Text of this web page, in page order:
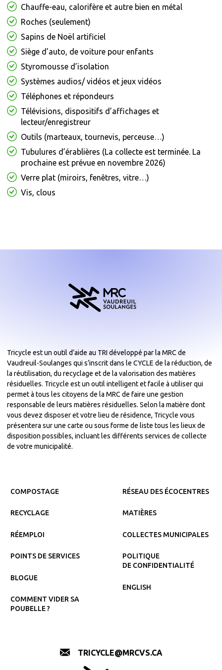
Chauffe-eau, calorifère et autre bien en métal
Roches (seulement)
Sapins de Noël artificiel
Siège d’auto, de voiture pour enfants
Styromousse d’isolation
Systèmes audios/ vidéos et jeux vidéos
Téléphones et répondeurs
Télévisions, dispositifs d’affichages et
lecteur/enregistreur
Outils (marteaux, tournevis, perceuse…)
Tubulures d’érablières (La collecte est terminée. La
prochaine est prévue en novembre 2026)
Verre plat (miroirs, fenêtres, vitre…)
Vis, clous
Tricycle est un outil d’aide au TRI développé par la MRC de
Vaudreuil-Soulanges qui s’inscrit dans le CYCLE de la réduction, de
la réutilisation, du recyclage et de la valorisation des matières
résiduelles. Tricycle est un outil intelligent et facile à utiliser qui
permet à tous les citoyens de la MRC de faire une gestion
responsable de leurs matières résiduelles. Selon la matière dont
vous devez disposer et votre lieu de résidence, Tricycle vous
présentera sur une carte ou sous forme de liste tous les lieux de
disposition possibles, incluant les différents services de collecte
de votre municipalité.
COMPOSTAGE
RECYCLAGE
RÉEMPLOI
POINTS DE SERVICES
BLOGUE
COMMENT VIDER SA
POUBELLE ?
RÉSEAU DES ÉCOCENTRES
MATIÈRES
COLLECTES MUNICIPALES
POLITIQUE
DE CONFIDENTIALITÉ
ENGLISH
TRICYCLE@MRCVS.CA